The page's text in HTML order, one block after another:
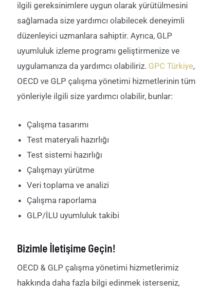
ilgili gereksinimlere uygun olarak yürütülmesini
sağlamada size yardımcı olabilecek deneyimli
düzenleyici uzmanlara sahiptir. Ayrıca, GLP
uyumluluk izleme programı geliştirmenize ve
uygulamanıza da yardımcı olabiliriz. GPC Türkiye,
OECD ve GLP çalışma yönetimi hizmetlerinin tüm
yönleriyle ilgili size yardımcı olabilir, bunlar:
Çalışma tasarımı
Test materyali hazırlığı
Test sistemi hazırlığı
Çalışmayı yürütme
Veri toplama ve analizi
Çalışma raporlama
GLP/İLU uyumluluk takibi
Bizimle İletişime Geçin!
OECD & GLP çalışma yönetimi hizmetlerimiz
hakkında daha fazla bilgi edinmek isterseniz,